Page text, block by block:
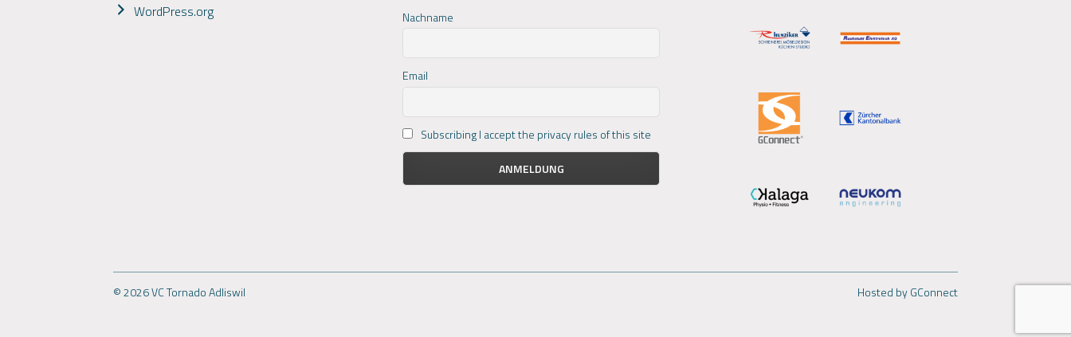
WordPress.org
Nachname
Email
Subscribing I accept the privacy rules of this site
© 2026 VC Tornado Adliswil Hosted by GConnect